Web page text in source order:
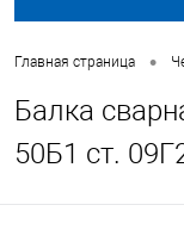
Главная страница •
Балка
50Б1 ст.